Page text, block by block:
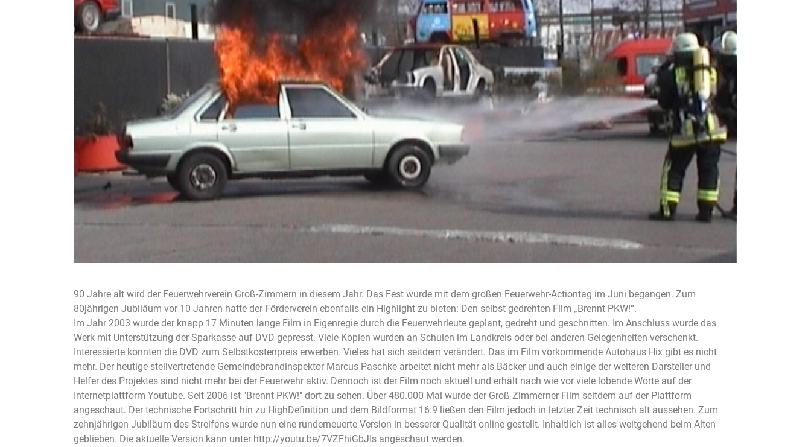
90 Jahre alt wird der Feuerwehrverein Groß-Zimmern in diesem Jahr. Das Fest wurde mit dem großen Feuerwehr-Actiontag im Juni begangen. Zum
80jährigen Jubiläum vor 10 Jahren hatte der Förderverein ebenfalls ein Highlight zu bieten: Den selbst gedrehten Film „Brennt PKW!“.
Im Jahr 2003 wurde der knapp 17 Minuten lange Film in Eigenregie durch die Feuerwehrleute geplant, gedreht und geschnitten. Im Anschluss wurde das
Werk mit Unterstützung der Sparkasse auf DVD gepresst. Viele Kopien wurden an Schulen im Landkreis oder bei anderen Gelegenheiten verschenkt.
Interessierte konnten die DVD zum Selbstkostenpreis erwerben. Vieles hat sich seitdem verändert. Das im Film vorkommende Autohaus Hix gibt es nicht
mehr. Der heutige stellvertretende Gemeindebrandinspektor Marcus Paschke arbeitet nicht mehr als Bäcker und auch einige der weiteren Darsteller und
Helfer des Projektes sind nicht mehr bei der Feuerwehr aktiv. Dennoch ist der Film noch aktuell und erhält nach wie vor viele lobende Worte auf der
Internetplattform Youtube. Seit 2006 ist "Brennt PKW!" dort zu sehen. Über 480.000 Mal wurde der Groß-Zimmerner Film seitdem auf der Plattform
angeschaut. Der technische Fortschritt hin zu HighDefinition und dem Bildformat 16:9 ließen den Film jedoch in letzter Zeit technisch alt aussehen. Zum
zehnjährigen Jubiläum des Streifens wurde nun eine runderneuerte Version in besserer Qualität online gestellt. Inhaltlich ist alles weitgehend beim Alten
geblieben. Die aktuelle Version kann unter http://youtu.be/7VZFhiGbJIs angeschaut werden.